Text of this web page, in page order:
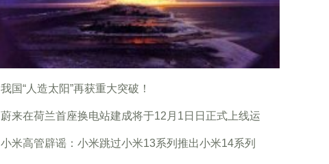
我国“人造太阳”再获重大突破！
蔚来在荷兰首座换电站建成将于12月1日日正式上线运
小米高管辟谣：小米跳过小米13系列推出小米14系列